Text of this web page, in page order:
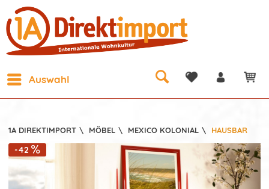
Auswahl
1A DIREKTIMPORT \ MÖBEL \ MEXICO KOLONIAL \ HAUSBAR
-42